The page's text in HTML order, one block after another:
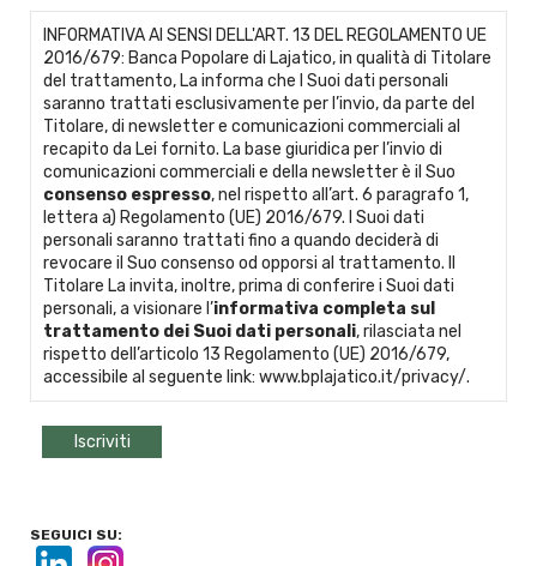
INFORMATIVA AI SENSI DELL'ART. 13 DEL REGOLAMENTO UE
2016/679: Banca Popolare di Lajatico, in qualità di Titolare
del trattamento, La informa che I Suoi dati personali
saranno trattati esclusivamente per l’invio, da parte del
Titolare, di newsletter e comunicazioni commerciali al
recapito da Lei fornito. La base giuridica per l’invio di
comunicazioni commerciali e della newsletter è il Suo
consenso espresso, nel rispetto all’art. 6 paragrafo 1,
lettera a) Regolamento (UE) 2016/679. I Suoi dati
personali saranno trattati fino a quando deciderà di
revocare il Suo consenso od opporsi al trattamento. Il
Titolare La invita, inoltre, prima di conferire i Suoi dati
personali, a visionare l’informativa completa sul
trattamento dei Suoi dati personali, rilasciata nel
rispetto dell’articolo 13 Regolamento (UE) 2016/679,
accessibile al seguente link: www.bplajatico.it/privacy/.
SEGUICI SU: